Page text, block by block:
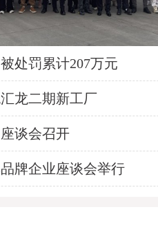
处罚累计207万元
龙二期新工厂
谈会召开
牌企业座谈会举行